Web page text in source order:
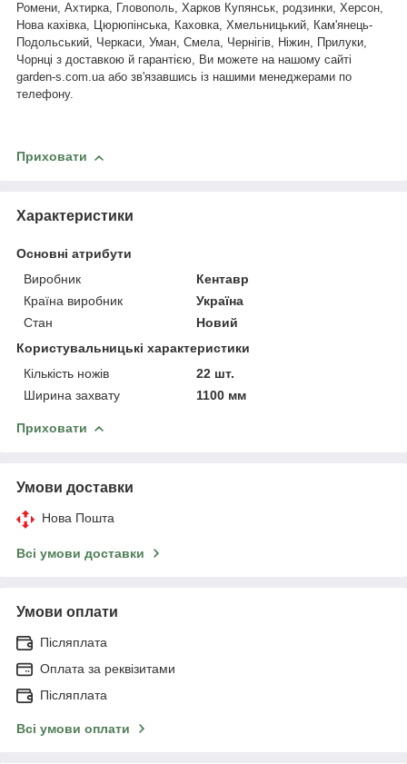
Ромени, Ахтирка, Гловополь, Харков Купянськ, родзинки, Херсон,
Нова кахівка, Цюрюпінська, Каховка, Хмельницький, Кам'янець-
Подольський, Черкаси, Уман, Смела, Чернігів, Ніжин, Прилуки,
Чорнці з доставкою й гарантією, Ви можете на нашому сайті
garden-s.com.ua або зв'язавшись із нашими менеджерами по
телефону.
Приховати
Характеристики
Основні атрибути
Виробник
Кентавр
Країна виробник
Україна
Стан
Новий
Користувальницькі характеристики
Кількість ножів
22 шт.
Ширина захвату
1100 мм
Приховати
Умови доставки
Нова Пошта
Всі умови доставки
Умови оплати
Післяплата
Оплата за реквізитами
Післяплата
Всі умови оплати